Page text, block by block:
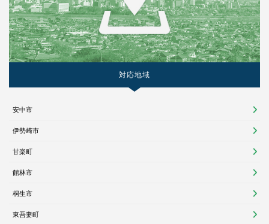
対応地域
安中市
伊勢崎市
甘楽町
館林市
桐生市
東吾妻町